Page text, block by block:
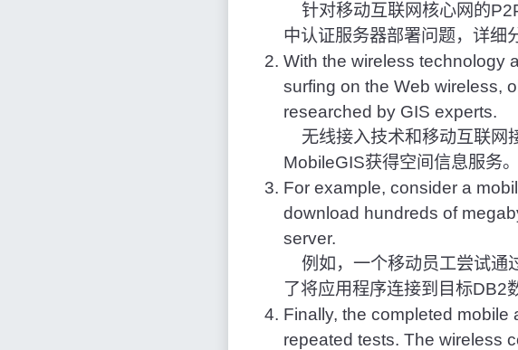
针对移动互联网核心网的
中认证服务器部署问题，详细
With the wireless technology
surfing on the Web wireless,
researched by GIS experts.
无线接入技术和移动互联网
MobileGIS获得空间信息服务。
For example, consider a
download hundreds of
server.
例如，一个移动员工尝试通
了将应用程序连接到目标DB2
Finally, the completed
repeated tests. The wireless